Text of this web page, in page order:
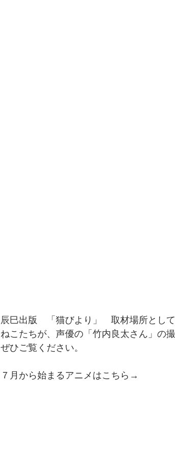
辰巳出版　「猫びより」　取材場所とし
ねこたちが、声優の「竹内良太さん」の
ぜひご覧ください。
７月から始まるアニメはこちら→